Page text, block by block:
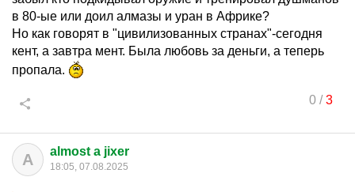
в 80-ые или доил алмазы и уран в Африке?
Но как говорят в "цивилизованных странах"-сегодня
кент, а завтра мент. Была любовь за деньги, а теперь
пропала.
0/3
A almost a jixer
18:05, 07.08.2025